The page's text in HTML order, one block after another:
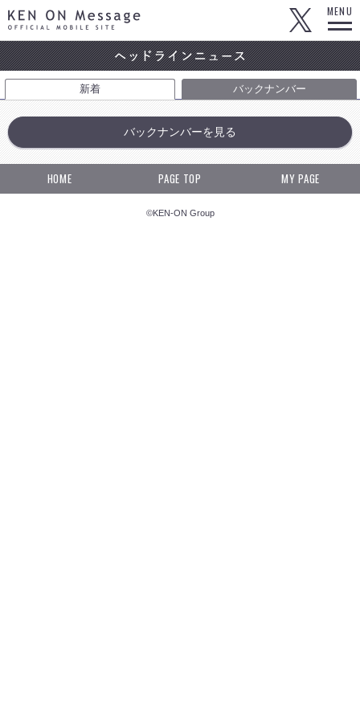
KEN ON Message OFFICIAL MOBILE SITE
MENU
新着 バックナンバー
バックナンバーを見る
HOME PAGE TOP MY PAGE
©KEN-ON Group